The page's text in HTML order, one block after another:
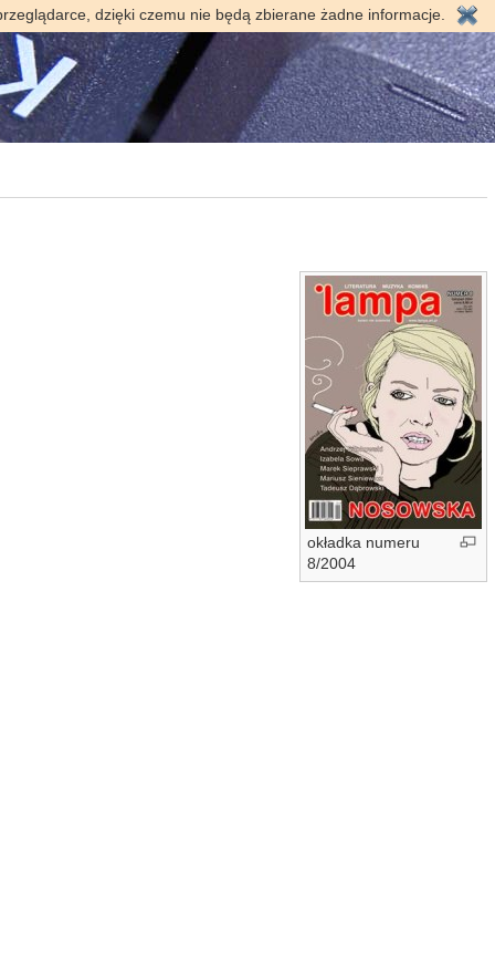
dzięki czemu nie będą zbierane żadne informacje.
okładka numeru
8/2004